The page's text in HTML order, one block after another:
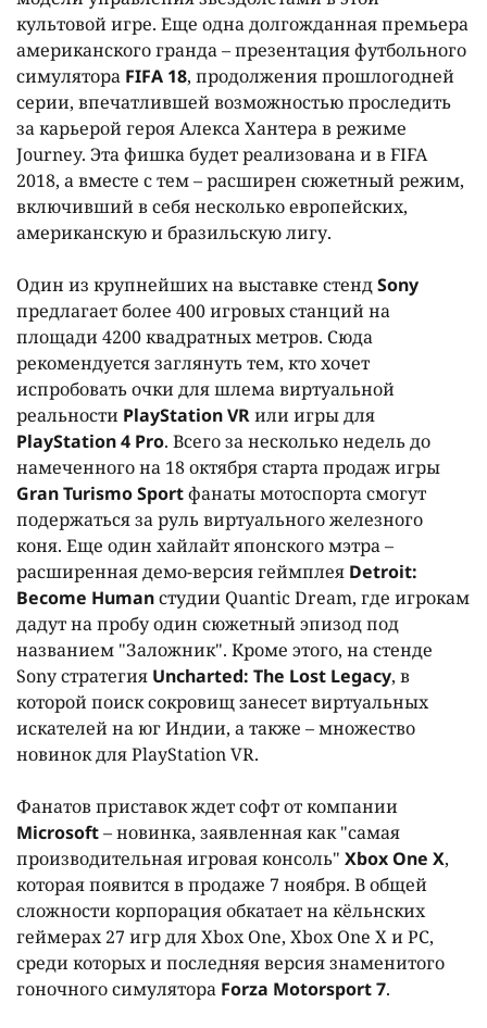
культовой игре. Еще одна долгожданная премьера
американского гранда – презентация футбольного
симулятора FIFA 18, продолжения прошлогодней
серии, впечатлившей возможностью проследить
за карьерой героя Алекса Хантера в режиме
Journey. Эта фишка будет реализована и в FIFA
2018, а вместе с тем – расширен сюжетный режим,
включивший в себя несколько европейских,
американскую и бразильскую лигу.
Один из крупнейших на выставке стендSony
предлагает более 400 игровых станций на
площади 4200 квадратных метров. Сюда
рекомендуется заглянуть тем, кто хочет
испробовать очки для шлема виртуальной
реальности PlayStation VRили игры для
PlayStation 4 Pro. Всего за несколько недель до
намеченного на 18 октября старта продаж игры
Gran Turismo Sportфанаты мотоспорта смогут
подержаться за руль виртуального железного
коня. Еще один хайлайт японского мэтра –
расширенная демо-версия геймплея Detroit:
Become Humanстудии Quantic Dream, где игрокам
дадут на пробу один сюжетный эпизод под
названием "Заложник". Кроме этого, на стенде
Sony стратегия Uncharted: The Lost Legacy, в
которой поиск сокровищ занесет виртуальных
искателей на юг Индии, а также – множество
новинок для PlayStation VR.
Фанатов приставок ждет софт от компании
Microsoft– новинка, заявленная как "самая
производительная игровая консоль" Xbox One X,
которая появится в продаже 7 ноября. В общей
сложности корпорация обкатает на кёльнских
геймерах 27 игр для Xbox One, Xbox One X и PC,
среди которых и последняя версия знаменитого
гоночного симулятора Forza Motorsport 7.